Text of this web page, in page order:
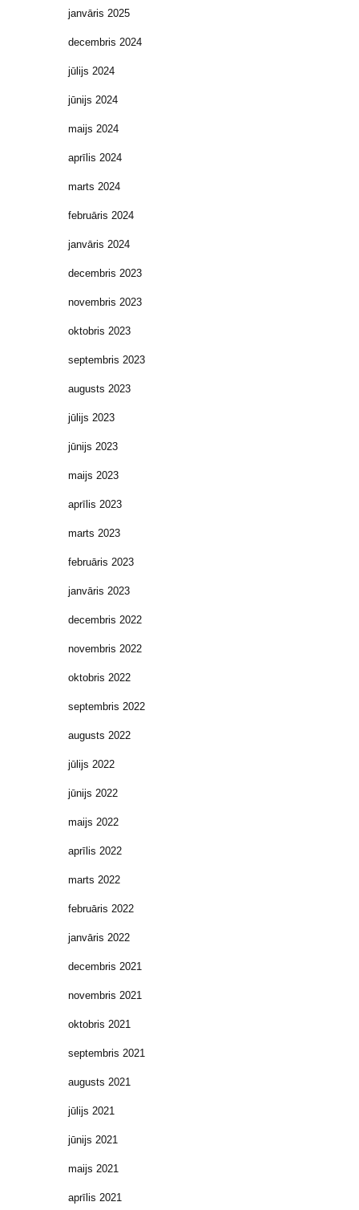
janvāris 2025
decembris 2024
jūlijs 2024
jūnijs 2024
maijs 2024
aprīlis 2024
marts 2024
februāris 2024
janvāris 2024
decembris 2023
novembris 2023
oktobris 2023
septembris 2023
augusts 2023
jūlijs 2023
jūnijs 2023
maijs 2023
aprīlis 2023
marts 2023
februāris 2023
janvāris 2023
decembris 2022
novembris 2022
oktobris 2022
septembris 2022
augusts 2022
jūlijs 2022
jūnijs 2022
maijs 2022
aprīlis 2022
marts 2022
februāris 2022
janvāris 2022
decembris 2021
novembris 2021
oktobris 2021
septembris 2021
augusts 2021
jūlijs 2021
jūnijs 2021
maijs 2021
aprīlis 2021